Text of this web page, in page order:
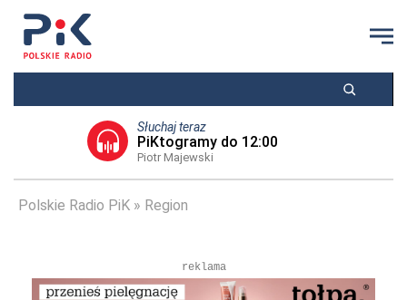
Słuchaj teraz
PiKtogramy do 12:00
Piotr Majewski
Polskie Radio PiK Region
reklama